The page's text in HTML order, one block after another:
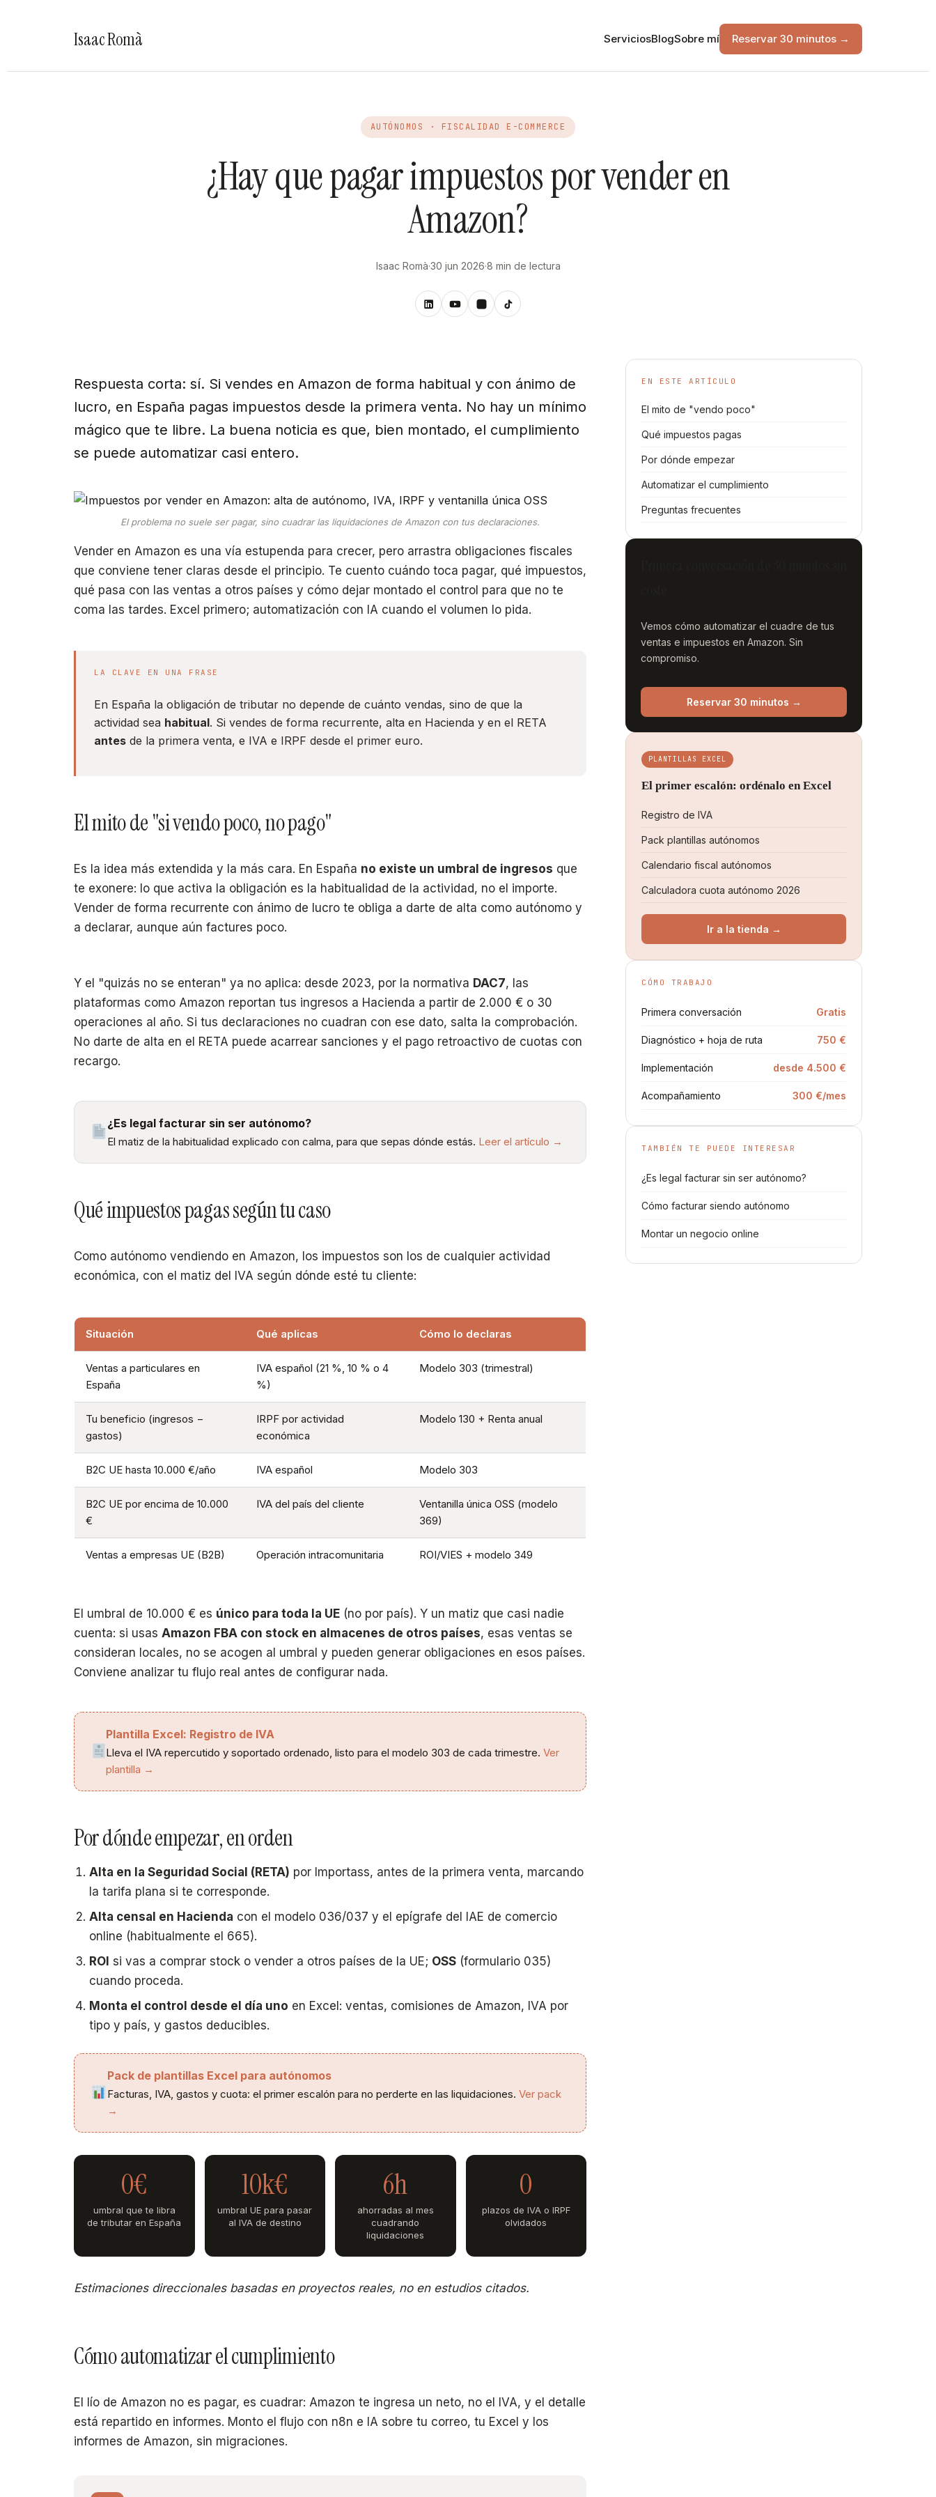
Isaac Romà ServiciosBlogSobre mí Reservar 30 minutos →
AUTÓNOMOS · FISCALIDAD E-COMMERCE
¿Hay que pagar impuestos por vender en
Amazon?
Isaac Romà·30 jun 2026·8 min de lectura
Respuesta corta: sí. Si vendes en Amazon de forma habitual y con ánimo de
lucro, en España pagas impuestos desde la primera venta. No hay un mínimo
mágico que te libre. La buena noticia es que, bien montado, el cumplimiento
se puede automatizar casi entero.
El problema no suele ser pagar, sino cuadrar las liquidaciones de Amazon con tus declaraciones.
Vender en Amazon es una vía estupenda para crecer, pero arrastra obligaciones fiscales
que conviene tener claras desde el principio. Te cuento cuándo toca pagar, qué impuestos,
qué pasa con las ventas a otros países y cómo dejar montado el control para que no te
coma las tardes. Excel primero; automatización con IA cuando el volumen lo pida.
LA CLAVE EN UNA FRASE
En España la obligación de tributar no depende de cuánto vendas, sino de que la
actividad sea habitual. Si vendes de forma recurrente, alta en Hacienda y en el RETA
antes de la primera venta, e IVA e IRPF desde el primer euro.
El mito de "si vendo poco, no pago"
Es la idea más extendida y la más cara. En España no existe un umbral de ingresos que
te exonere: lo que activa la obligación es la habitualidad de la actividad, no el importe.
Vender de forma recurrente con ánimo de lucro te obliga a darte de alta como autónomo y
a declarar, aunque aún factures poco.
Y el "quizás no se enteran" ya no aplica: desde 2023, por la normativa DAC7, las
plataformas como Amazon reportan tus ingresos a Hacienda a partir de 2.000 € o 30
operaciones al año. Si tus declaraciones no cuadran con ese dato, salta la comprobación.
No darte de alta en el RETA puede acarrear sanciones y el pago retroactivo de cuotas con
recargo.
¿Es legal facturar sin ser autónomo?
El matiz de la habitualidad explicado con calma, para que sepas dónde estás. Leer el artículo →
Qué impuestos pagas según tu caso
Como autónomo vendiendo en Amazon, los impuestos son los de cualquier actividad
económica, con el matiz del IVA según dónde esté tu cliente:
Situación Qué aplicas Cómo lo declaras
Ventas a particulares en
España
IVA español (21 %, 10 % o 4
%)
Modelo 303 (trimestral)
Tu beneficio (ingresos −
gastos)
IRPF por actividad
económica
Modelo 130 + Renta anual
B2C UE hasta 10.000 €/año IVA español Modelo 303
B2C UE por encima de 10.000
€
IVA del país del cliente
Ventanilla única OSS (modelo
369)
Ventas a empresas UE (B2B) Operación intracomunitaria ROI/VIES + modelo 349
El umbral de 10.000 € es único para toda la UE (no por país). Y un matiz que casi nadie
cuenta: si usas Amazon FBA con stock en almacenes de otros países, esas ventas se
consideran locales, no se acogen al umbral y pueden generar obligaciones en esos países.
Conviene analizar tu flujo real antes de configurar nada.
Plantilla Excel: Registro de IVA
Lleva el IVA repercutido y soportado ordenado, listo para el modelo 303 de cada trimestre.Ver
plantilla →
Por dónde empezar, en orden
Alta en la Seguridad Social (RETA) por Importass, antes de la primera venta, marcando
la tarifa plana si te corresponde.
Alta censal en Hacienda con el modelo 036/037 y el epígrafe del IAE de comercio
online (habitualmente el 665).
ROI si vas a comprar stock o vender a otros países de la UE; OSS (formulario 035)
cuando proceda.
Monta el control desde el día uno en Excel: ventas, comisiones de Amazon, IVA por
tipo y país, y gastos deducibles.
Pack de plantillas Excel para autónomos
Facturas, IVA, gastos y cuota: el primer escalón para no perderte en las liquidaciones. Ver pack
→
0€
umbral que te libra
de tributar en España
10k€
umbral UE para pasar
al IVA de destino
6h
ahorradas al mes
cuadrando
liquidaciones
0
plazos de IVA o IRPF
olvidados
Estimaciones direccionales basadas en proyectos reales, no en estudios citados.
Cómo automatizar el cumplimiento
El lío de Amazon no es pagar, es cuadrar: Amazon te ingresa un neto, no el IVA, y el detalle
está repartido en informes. Monto el flujo con n8n e IA sobre tu correo, tu Excel y los
informes de Amazon, sin migraciones.
EN ESTE ARTÍCULO
El mito de "vendo poco"
Qué impuestos pagas
Por dónde empezar
Automatizar el cumplimiento
Preguntas frecuentes
Vemos cómo automatizar el cuadre de tus
ventas e impuestos en Amazon. Sin
compromiso.
Reservar 30 minutos →
PLANTILLAS EXCEL
El primer escalón: ordénalo en Excel
Registro de IVA
Pack plantillas autónomos
Calendario fiscal autónomos
Calculadora cuota autónomo 2026
Ir a la tienda →
CÓMO TRABAJO
Primera conversación Gratis
Diagnóstico + hoja de ruta 750 €
Implementación desde 4.500 €
Acompañamiento 300 €/mes
TAMBIÉN TE PUEDE INTERESAR
¿Es legal facturar sin ser autónomo?
Cómo facturar siendo autónomo
Montar un negocio online